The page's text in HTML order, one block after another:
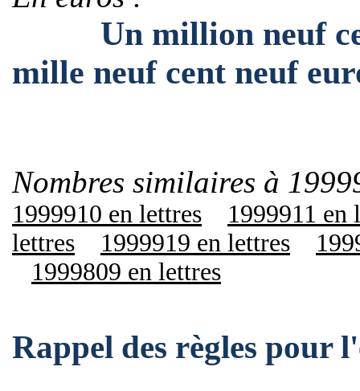
Un million neuf
mille neuf cent neuf
Nombres similaires à
1999910 en lettres
1999911 en
lettres
1999919 en lettres
1999809 en lettres
Rappel des règles pour